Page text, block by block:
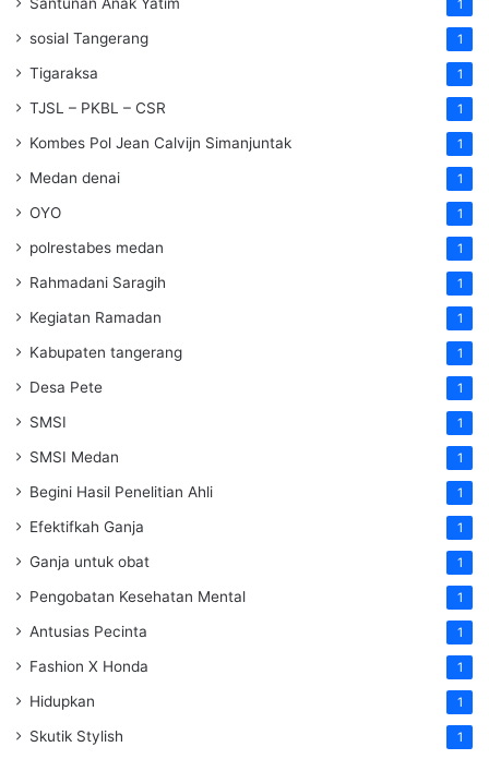
1
sosial Tangerang 1
Tigaraksa 1
TJSL – PKBL – CSR 1
Kombes Pol Jean Calvijn Simanjuntak 1
Medan denai 1
OYO 1
polrestabes medan 1
Rahmadani Saragih 1
Kegiatan Ramadan 1
Kabupaten tangerang 1
Desa Pete 1
SMSI 1
SMSI Medan 1
Begini Hasil Penelitian Ahli 1
Efektifkah Ganja 1
Ganja untuk obat 1
Pengobatan Kesehatan Mental 1
Antusias Pecinta 1
Fashion X Honda 1
Hidupkan 1
Skutik Stylish 1